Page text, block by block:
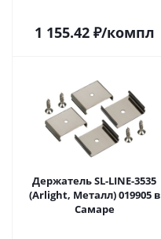
1 155.42₽/компл
Держатель SL-LINE-3535
(Arlight, Металл) 019905 в
Самаре